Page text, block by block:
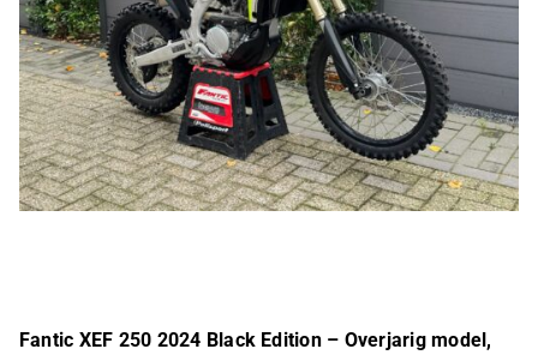
Fantic XEF 250 2024 Black Edition – Overjarig model,